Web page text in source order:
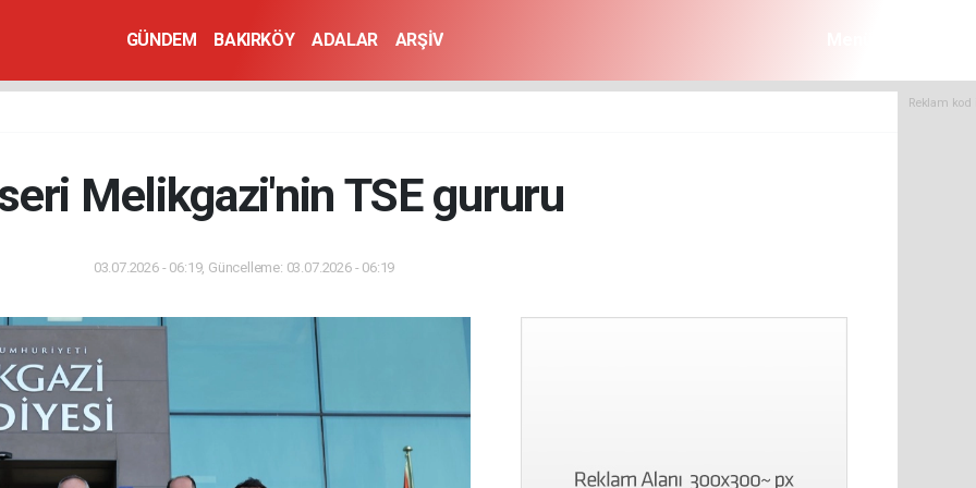
GÜNDEM BAKIRKÖY ADALAR ARŞİV
Reklam
Melikgazi'nin TSE gururu
03.07.2026 - 06:19, Güncelleme: 03.07.2026 - 06:19